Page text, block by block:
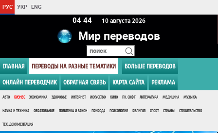
РУС УКР ENG
04:44 10 августа 2026
Мир переводов
ГЛАВНАЯ ПЕРЕВОДЫ НА РАЗНЫЕ ТЕМАТИКИ БОЛЬШЕ ПЕРЕВОДОВ
ОНЛАЙН ПЕРЕВОДЧИК ОБРАТНАЯ СВЯЗЬ КАРТА САЙТА РЕКЛАМА
АВТО БИЗНЕС ЭКОНОМИКА ЗДОРОВЬЕ ИНТЕРНЕТ ИСКУССТВО КИНО ПК, СОФТ ЛИТЕРАТУРА МЕДИЦИНА МУЗЫКА
НАУКА И ТЕХНИКА ОБРАЗОВАНИЕ ПОЛИТИКА И ЗАКОН ПРИРОДА ПСИХОЛОГИЯ РЕЛИГИЯ СПОРТ СТРАНЫ СТРОИТЕЛЬСТВО
ТЕХ. ДОКУМЕНТАЦИЯ